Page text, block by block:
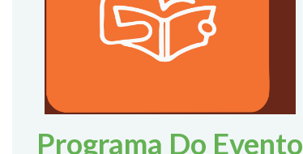
Programa Do Evento